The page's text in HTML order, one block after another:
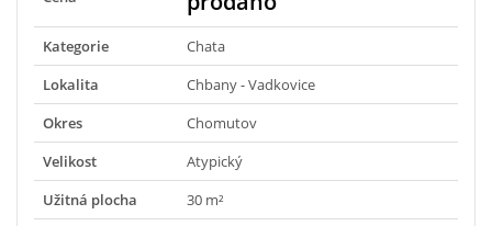
Kategorie
Chata
Lokalita
Chbany - Vadkovice
Okres
Chomutov
Velikost
Atypický
Užitná plocha
30 m²